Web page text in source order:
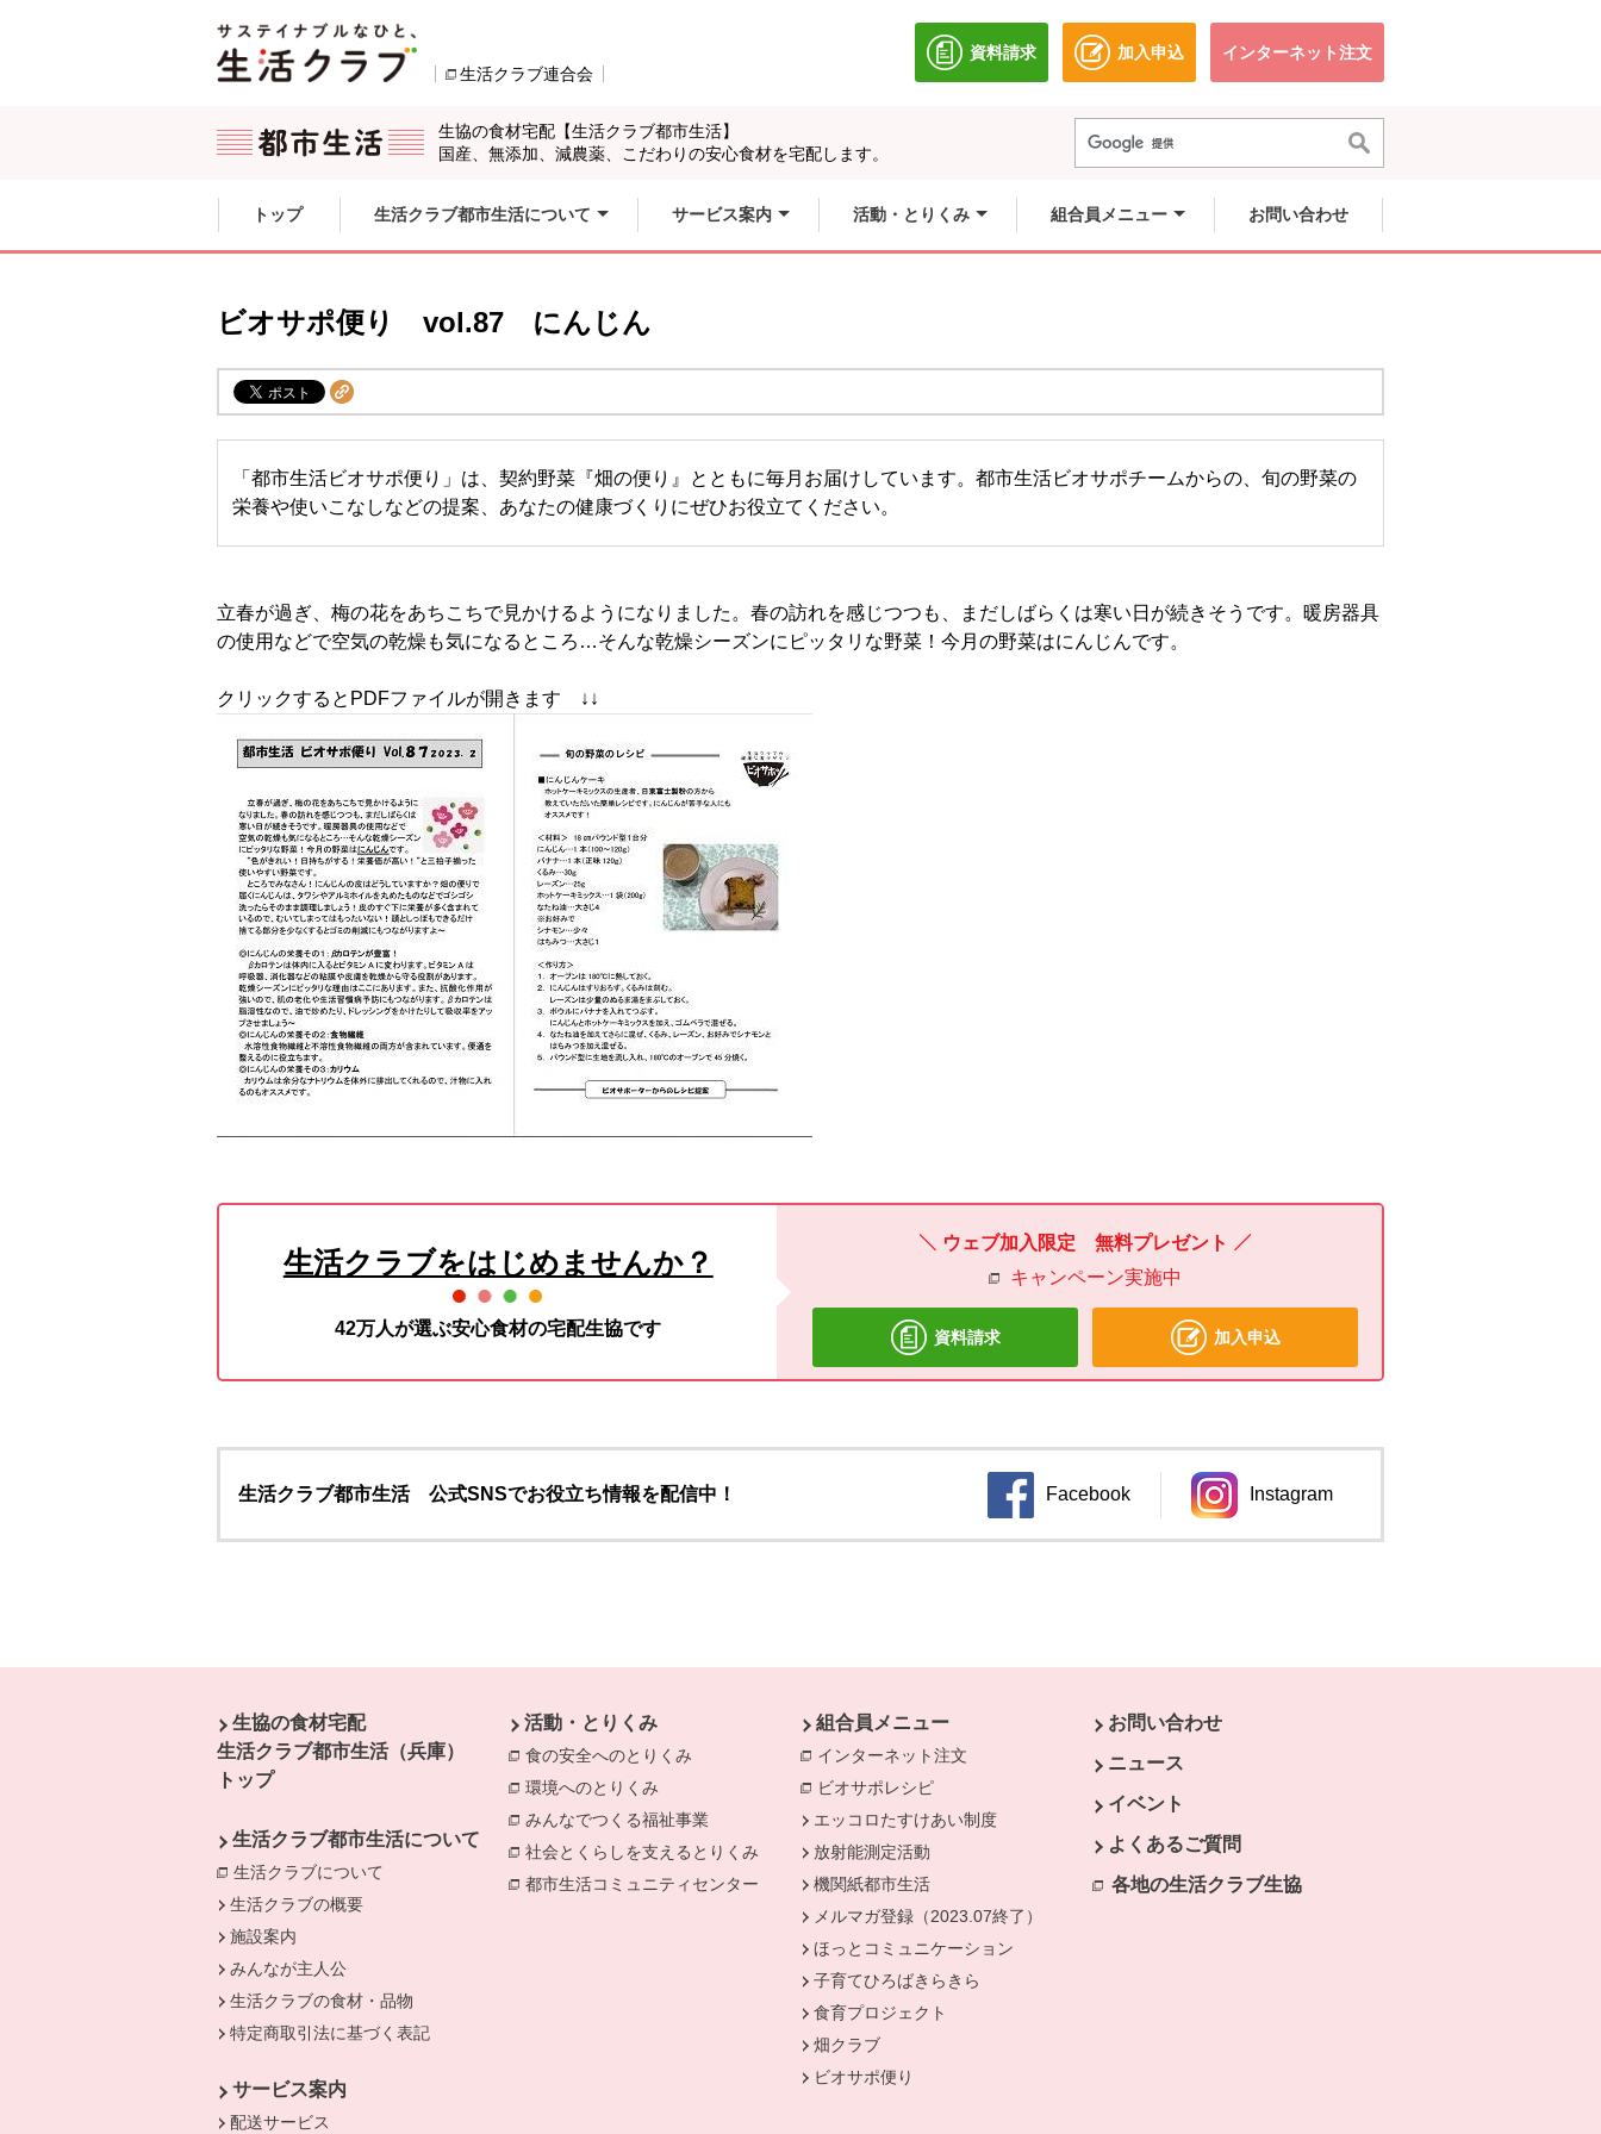
生活クラブ連合会
資料請求
別のウィンドウで開きます。
加入申込
別のウィンドウで開きます。
インターネット注文別のウィンドウで開きます。
生協の食材宅配【生活クラブ都市生活】
国産、無添加、減農薬、こだわりの安心食材を宅配します。
ここからサイト内共通メニューです。
サイト内共通メニューをスキップする
トップ 生活クラブ都市生活について サービス案内 活動・とりくみ 組合員メニュー お問い合わせ
ビオサポ便り vol.87 にんじん
「都市生活ビオサポ便り」は、契約野菜『畑の便り』とともに毎月お届けしています。都市生活ビオサポチームからの、旬の野菜の
栄養や使いこなしなどの提案、あなたの健康づくりにぜひお役立てください。
立春が過ぎ、梅の花をあちこちで見かけるようになりました。春の訪れを感じつつも、まだしばらくは寒い日が続きそうです。暖房器具
の使用などで空気の乾燥も気になるところ…そんな乾燥シーズンにピッタリな野菜！今月の野菜はにんじんです。
クリックするとPDFファイルが開きます ↓↓
生活クラブをはじめませんか？
42万人が選ぶ安心食材の宅配生協です
ウェブ加入限定 無料プレゼント
キャンペーン実施中
資料請求 加入申込
生活クラブ都市生活 公式SNSでお役立ち情報を配信中！ Facebook
別のウィンドウで開きます。
Instagram
別のウィンドウで開きます。
生協の食材宅配
生活クラブ都市生活（兵庫）
トップ
生活クラブ都市生活について
生活クラブについて
別のウィンドウで開きます。
生活クラブの概要
施設案内
みんなが主人公
生活クラブの食材・品物
特定商取引法に基づく表記
サービス案内
配送サービス
活動・とりくみ
食の安全へのとりくみ 別のウィンドウで開きます。
環境へのとりくみ 別のウィンドウで開きます。
みんなでつくる福祉事業 別のウィンドウで開きます。
社会とくらしを支えるとりくみ 別のウィンドウで開きます。
都市生活コミュニティセンター 別のウィンドウで開きます。
組合員メニュー
インターネット注文 別のウィンドウで開きます。
ビオサポレシピ
エッコロたすけあい制度
放射能測定活動
機関紙都市生活
メルマガ登録（2023.07終了）
ほっとコミュニケーション
子育てひろばきらきら
食育プロジェクト
畑クラブ
ビオサポ便り
お問い合わせ
ニュース
イベント
よくあるご質問
各地の生活クラブ生協